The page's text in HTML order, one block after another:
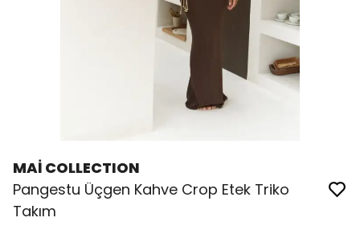
MAİ COLLECTION
Pangestu Üçgen Kahve Crop Etek Triko
Takım